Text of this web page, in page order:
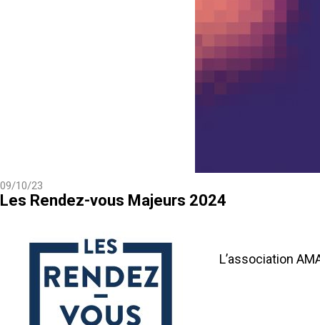
09/10/23
Les Rendez-vous Majeurs 2024
L’association